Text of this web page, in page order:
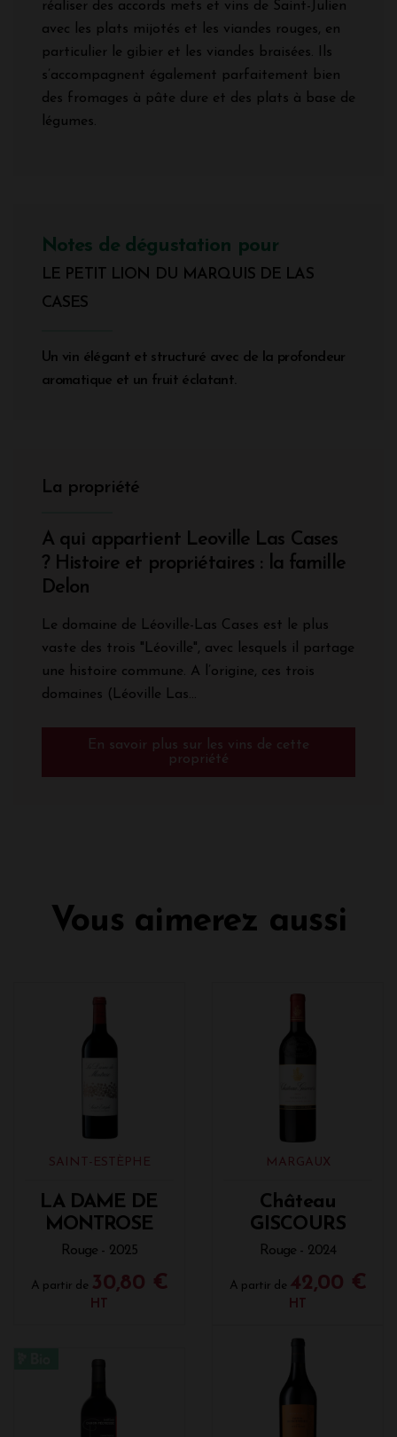
réaliser des accords mets et vins de Saint-Julien
avec les plats mijotés et les viandes rouges, en
particulier le gibier et les viandes braisées. Ils
s’accompagnent également parfaitement bien
des fromages à pâte dure et des plats à base de
légumes.
Notes de dégustation pour
LE PETIT LION DU MARQUIS DE LAS
CASES
Un vin élégant et structuré avec de la profondeur
aromatique et un fruit éclatant.
La propriété
A qui appartient Leoville Las Cases
? Histoire et propriétaires : la famille
Delon
Le domaine de Léoville-Las Cases est le plus
vaste des trois "Léoville", avec lesquels il partage
une histoire commune. A l’origine, ces trois
domaines (Léoville Las...
En savoir plus sur les vins de cette
propriété
Vous aimerez aussi
SAINT-ESTÈPHE
LA DAME DE
MONTROSE
Rouge - 2025
A partir de 30,80 €
HT
MARGAUX
Château
GISCOURS
Rouge - 2024
A partir de 42,00 €
HT